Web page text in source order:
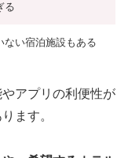
る
ない宿泊施設もある
アプリの利便性が
ます。